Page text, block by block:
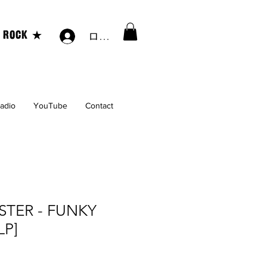
ROCK ★ ログイン
YouTube Contact
- FUNKY